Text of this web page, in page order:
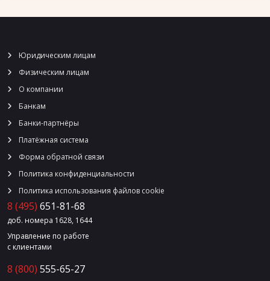
Юридическим лицам
Физическим лицам
О компании
Банкам
Банки-партнёры
Платёжная система
Форма обратной связи
Политика конфиденциальности
Политика использования файлов cookie
8 (495) 651-81-68
доб. номера 1628, 1644
Управление по работе
с клиентами
8 (800) 555-65-27